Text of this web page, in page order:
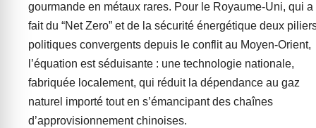
gourmande en métaux rares. Pour le Royaume-Uni, qui a
fait du “Net Zero” et de la sécurité énergétique deux
politiques convergents depuis le conflit au Moyen-Orient,
l’équation est séduisante : une technologie nationale,
fabriquée localement, qui réduit la dépendance au gaz
naturel importé tout en s’émancipant des chaînes
d’approvisionnement chinoises.